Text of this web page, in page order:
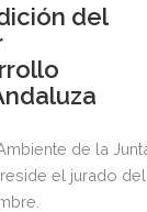
del
de la
el jurado del